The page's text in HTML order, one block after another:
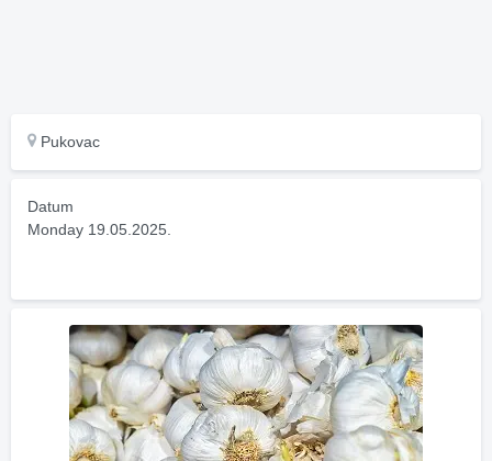
Pukovac
Datum
Monday 19.05.2025.